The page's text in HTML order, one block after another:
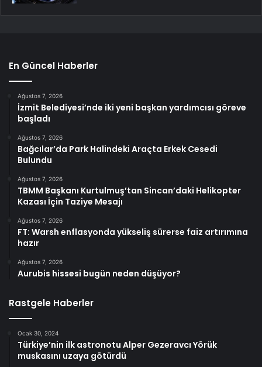
En Güncel Haberler
Ağustos 7, 2026
İzmit Belediyesi’nde iki yeni başkan yardımcısı göreve
başladı
Ağustos 7, 2026
Bağcılar’da Park Halindeki Araçta Erkek Cesedi
Bulundu
Ağustos 7, 2026
TBMM Başkanı Kurtulmuş’tan Sincan’daki Helikopter
Kazası İçin Taziye Mesajı
Ağustos 7, 2026
FT: Warsh enflasyonda yükseliş sürerse faiz artırımına
hazır
Ağustos 7, 2026
Aurubis hissesi bugün neden düşüyor?
Rastgele Haberler
Ocak 30, 2024
Türkiye’nin ilk astronotu Alper Gezeravcı Yörük
muskasını uzaya götürdü